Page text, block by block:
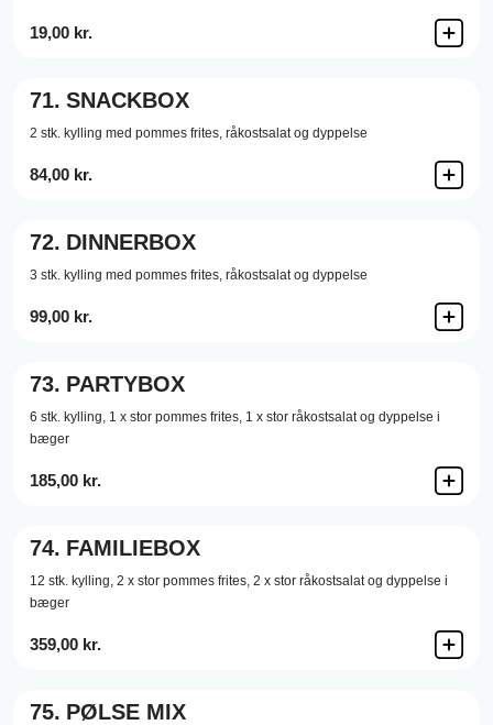
19,00 kr.
71. SNACKBOX
2 stk. kylling med pommes frites, råkostsalat og dyppelse
84,00 kr.
72. DINNERBOX
3 stk. kylling med pommes frites, råkostsalat og dyppelse
99,00 kr.
73. PARTYBOX
6 stk. kylling, 1 x stor pommes frites, 1 x stor råkostsalat og dyppelse i
bæger
185,00 kr.
74. FAMILIEBOX
12 stk. kylling, 2 x stor pommes frites, 2 x stor råkostsalat og dyppelse i
bæger
359,00 kr.
75. PØLSE MIX